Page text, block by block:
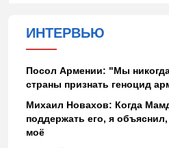
ИНТЕРВЬЮ
Посол Армении: "Мы
страны признать геноцид
Михаил Новахов: Когда
поддержать его, я
моё